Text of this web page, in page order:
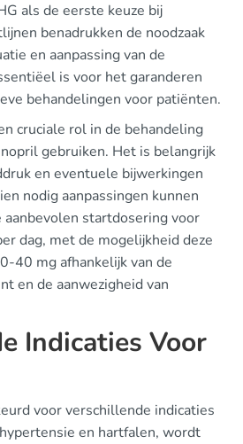
als de eerste keuze bij
benadrukken de noodzaak
en aanpassing van de
is voor het garanderen
behandelingen voor patiënten.
cruciale rol in de behandeling
gebruiken. Het is belangrijk
en eventuele bijwerkingen
nodig aanpassingen kunnen
startdosering voor
dag, met de mogelijkheid deze
40 mg afhankelijk van de
en de aanwezigheid van
Indicaties Voor
voor verschillende indicaties
en hartfalen, wordt